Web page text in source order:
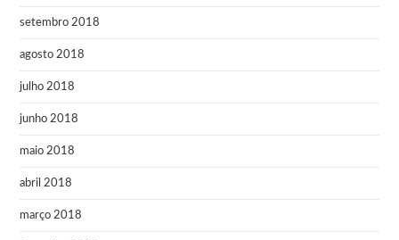
setembro 2018
agosto 2018
julho 2018
junho 2018
maio 2018
abril 2018
março 2018